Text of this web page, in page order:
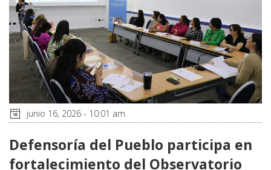
junio 16, 2026 - 10:01 am
Defensoría del Pueblo participa en
fortalecimiento del Observatorio